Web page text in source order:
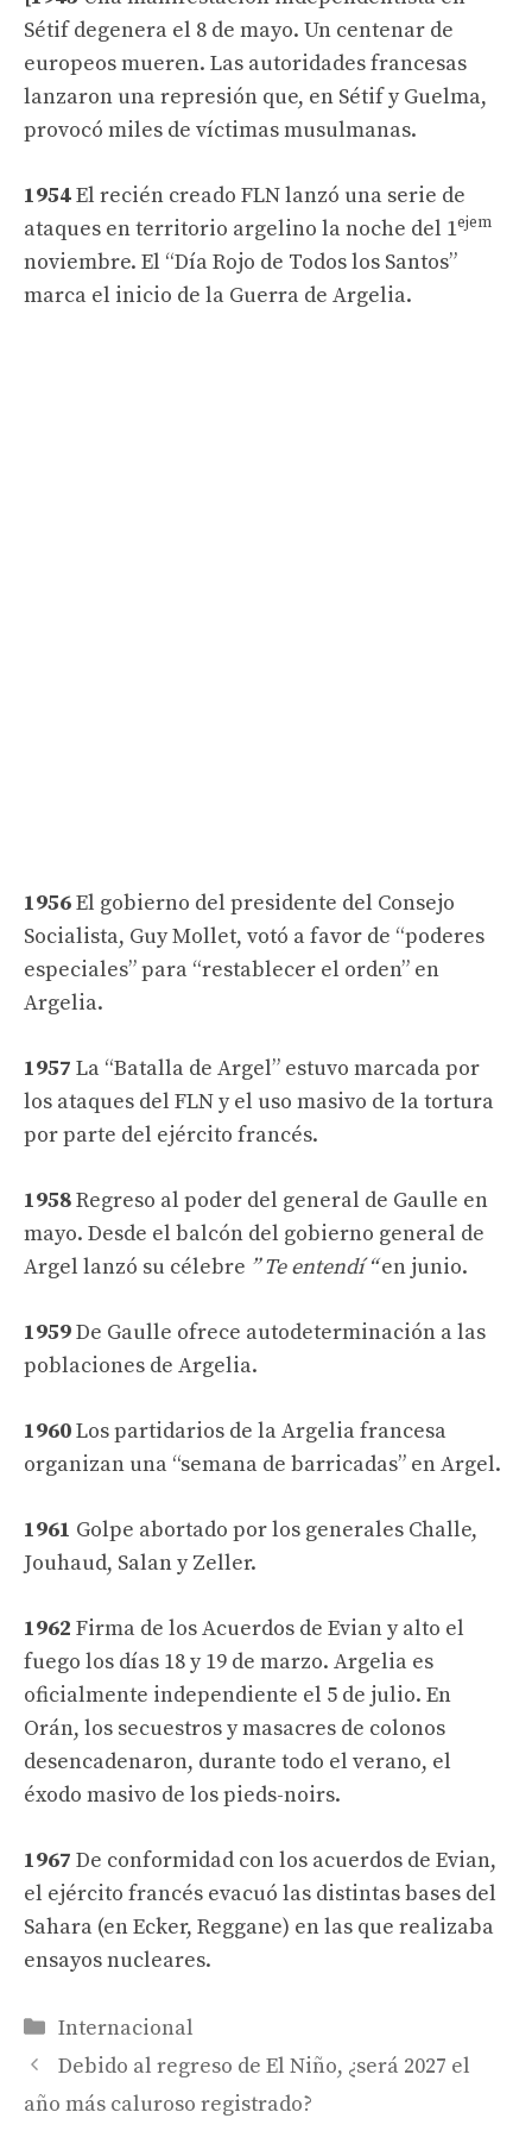
Sétif degenera el 8 de mayo. Un centenar de
europeos mueren. Las autoridades francesas
lanzaron una represión que, en Sétif y Guelma,
provocó miles de víctimas musulmanas.
1954El recién creado FLN lanzó una serie de
ataques en territorio argelino la noche del 1ejem
noviembre. El “Día Rojo de Todos los Santos”
marca el inicio de la Guerra de Argelia.
1956El gobierno del presidente del Consejo
Socialista, Guy Mollet, votó a favor de “poderes
especiales” para “restablecer el orden” en
Argelia.
1957 La “Batalla de Argel” estuvo marcada por
los ataques del FLN y el uso masivo de la tortura
por parte del ejército francés.
1958Regreso al poder del general de Gaulle en
mayo. Desde el balcón del gobierno general de
Argel lanzó su célebre ” Te entendí “en junio.
1959De Gaulle ofrece autodeterminación a las
poblaciones de Argelia.
1960Los partidarios de la Argelia francesa
organizan una “semana de barricadas” en Argel.
1961 Golpe abortado por los generales Challe,
Jouhaud, Salan y Zeller.
1962 Firma de los Acuerdos de Evian y alto el
fuego los días 18 y 19 de marzo. Argelia es
oficialmente independiente el 5 de julio. En
Orán, los secuestros y masacres de colonos
desencadenaron, durante todo el verano, el
éxodo masivo de los pieds-noirs.
1967 De conformidad con los acuerdos de Evian,
el ejército francés evacuó las distintas bases del
Sahara (en Ecker, Reggane) en las que realizaba
ensayos nucleares.
Categorías
Internacional
Debido al regreso de El Niño, ¿será 2027 el
año más caluroso registrado?